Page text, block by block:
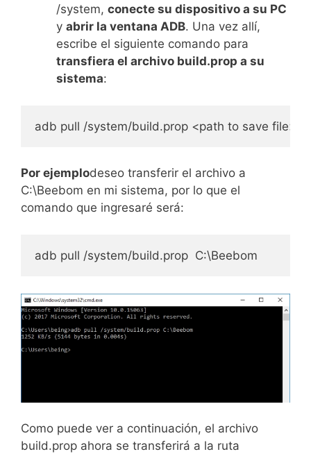
/system, conecte su dispositivo a su PC
y abrir la ventana ADB. Una vez allí,
escribe el siguiente comando para
transfiera el archivo build.prop a su
sistema:
adb pull /system/build.prop <path to save file>
Por ejemplodeseo transferir el archivo a
C:\Beebom en mi sistema, por lo que el
comando que ingresaré será:
adb pull /system/build.prop  C:\Beebom
Como puede ver a continuación, el archivo
build.prop ahora se transferirá a la ruta